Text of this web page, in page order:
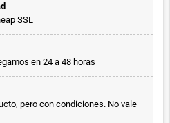
SSL
en 24 a 48 horas
pero con condiciones. No vale